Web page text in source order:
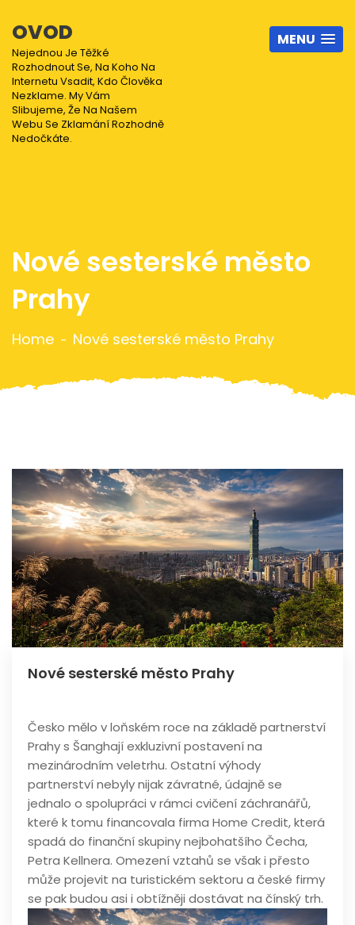
OVOD
Nejednou Je Těžké
Rozhodnout Se, Na Koho Na
Internetu Vsadit, Kdo Člověka
Nezklame. My Vám
Slibujeme, Že Na Našem
Webu Se Zklamání Rozhodně
Nedočkáte.
MENU
Nové sesterské město
Prahy
Home Nové sesterské město Prahy
Nové sesterské město Prahy
Česko mělo v loňském roce na základě partnerství
Prahy s Šanghají exkluzivní postavení na
mezinárodním veletrhu. Ostatní výhody
partnerství nebyly nijak závratné, údajně se
jednalo o spolupráci v rámci cvičení záchranářů,
které k tomu financovala firma Home Credit, která
spadá do finanční skupiny nejbohatšího Čecha,
Petra Kellnera. Omezení vztahů se však i přesto
může projevit na turistickém sektoru a české firmy
se pak budou asi i obtížněji dostávat na čínský trh.